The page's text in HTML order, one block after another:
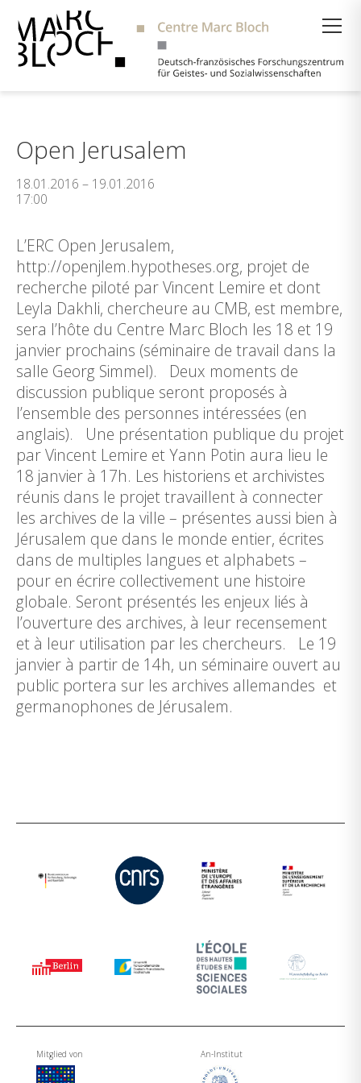
Open Jerusalem
18.01.2016 – 19.01.2016
17:00
L’ERC Open Jerusalem,
http://openjlem.hypotheses.org, projet de
recherche piloté par Vincent Lemire et dont
Leyla Dakhli, chercheure au CMB, est membre,
sera l’hôte du Centre Marc Bloch les 18 et 19
janvier prochains (séminaire de travail dans la
salle Georg Simmel). Deux moments de
discussion publique seront proposés à
l’ensemble des personnes intéressées (en
anglais). Une présentation publique du projet
par Vincent Lemire et Yann Potin aura lieu le
18 janvier à 17h. Les historiens et archivistes
réunis dans le projet travaillent à connecter
les archives de la ville – présentes aussi bien à
Jérusalem que dans le monde entier, écrites
dans de multiples langues et alphabets –
pour en écrire collectivement une histoire
globale. Seront présentés les enjeux liés à
l’ouverture des archives, à leur recensement
et à leur utilisation par les chercheurs. Le 19
janvier à partir de 14h, un séminaire ouvert au
public portera sur les archives allemandes et
germanophones de Jérusalem.
Mitglied von An-Institut